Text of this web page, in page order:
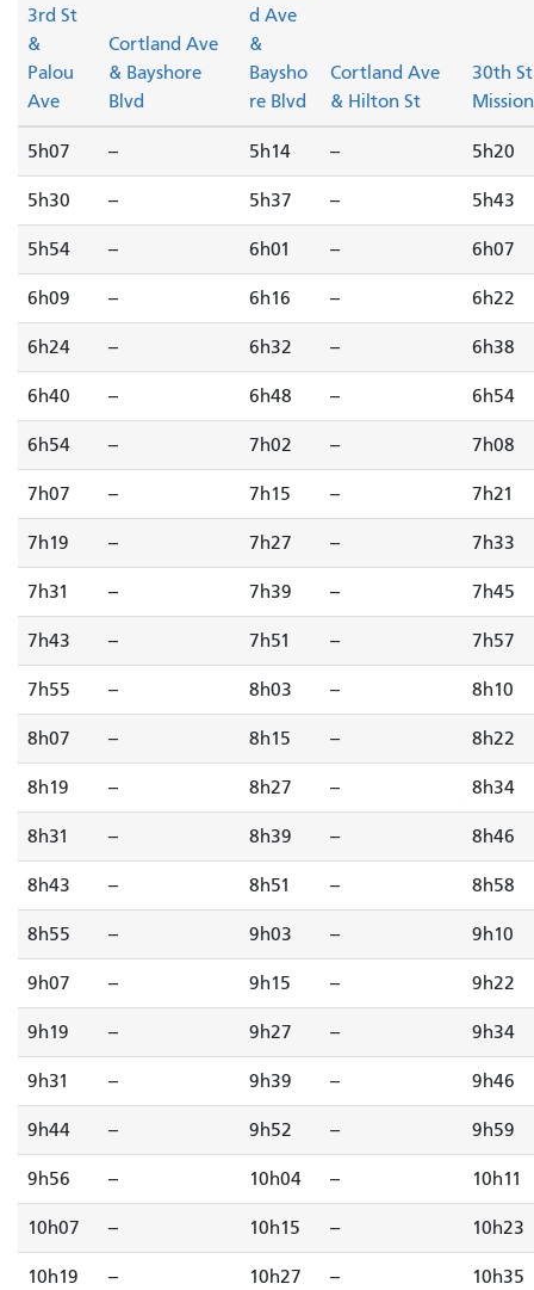
3rd St
&
Palou
Ave
Cortland Ave
& Bayshore
Blvd
d Ave
&
Baysho
re Blvd
Cortland Ave
& Hilton St
30th
5h07 -- 5h14 -- 5h20
5h30 -- 5h37 -- 5h43
5h54 -- 6h01 -- 6h07
6h09 -- 6h16 -- 6h22
6h24 -- 6h32 -- 6h38
6h40 -- 6h48 -- 6h54
6h54 -- 7h02 -- 7h08
7h07 -- 7h15 -- 7h21
7h19 -- 7h27 -- 7h33
7h31 -- 7h39 -- 7h45
7h43 -- 7h51 -- 7h57
7h55 -- 8h03 -- 8h10
8h07 -- 8h15 -- 8h22
8h19 -- 8h27 -- 8h34
8h31 -- 8h39 -- 8h46
8h43 -- 8h51 -- 8h58
8h55 -- 9h03 -- 9h10
9h07 -- 9h15 -- 9h22
9h19 -- 9h27 -- 9h34
9h31 -- 9h39 -- 9h46
9h44 -- 9h52 -- 9h59
9h56 -- 10h04 -- 10h11
10h07 -- 10h15 -- 10h23
10h19 -- 10h27 -- 10h35